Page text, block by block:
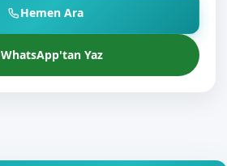
Hemen Ara
WhatsApp'tan Yaz